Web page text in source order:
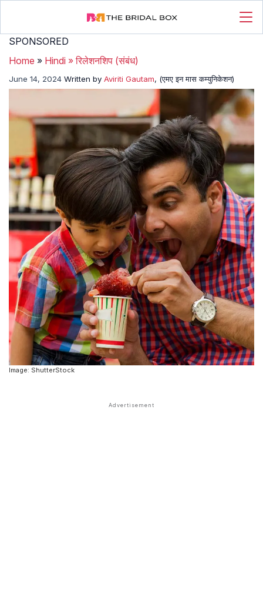
SPONSORED
Home » Hindi »रिलेशनशिप (संबंध)
June 14, 2024 Written by Aviriti Gautam, (एमए इन मास कम्युनिकेशन)
Image: ShutterStock